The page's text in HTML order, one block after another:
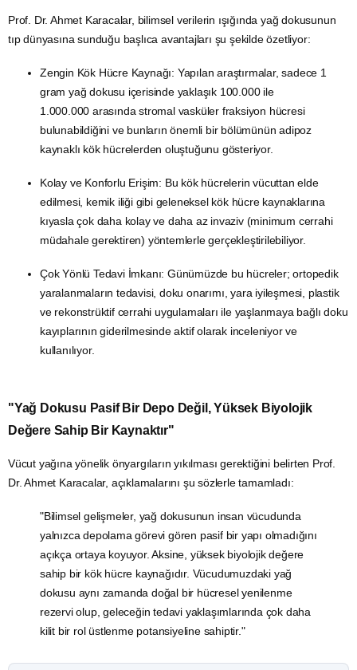
Prof. Dr. Ahmet Karacalar, bilimsel verilerin ışığında yağ dokusunun
tıp dünyasına sunduğu başlıca avantajları şu şekilde özetliyor:
Zengin Kök Hücre Kaynağı: Yapılan araştırmalar, sadece 1
gram yağ dokusu içerisinde yaklaşık 100.000 ile
1.000.000 arasında stromal vasküler fraksiyon hücresi
bulunabildiğini ve bunların önemli bir bölümünün adipoz
kaynaklı kök hücrelerden oluştuğunu gösteriyor.
Kolay ve Konforlu Erişim: Bu kök hücrelerin vücuttan elde
edilmesi, kemik iliği gibi geleneksel kök hücre kaynaklarına
kıyasla çok daha kolay ve daha az invaziv (minimum cerrahi
müdahale gerektiren) yöntemlerle gerçekleştirilebiliyor.
Çok Yönlü Tedavi İmkanı: Günümüzde bu hücreler; ortopedik
yaralanmaların tedavisi, doku onarımı, yara iyileşmesi, plastik
ve rekonstrüktif cerrahi uygulamaları ile yaşlanmaya bağlı doku
kayıplarının giderilmesinde aktif olarak inceleniyor ve
kullanılıyor.
"Yağ Dokusu Pasif Bir Depo Değil, Yüksek Biyolojik
Değere Sahip Bir Kaynaktır"
Vücut yağına yönelik önyargıların yıkılması gerektiğini belirten Prof.
Dr. Ahmet Karacalar, açıklamalarını şu sözlerle tamamladı:
"Bilimsel gelişmeler, yağ dokusunun insan vücudunda
yalnızca depolama görevi gören pasif bir yapı olmadığını
açıkça ortaya koyuyor. Aksine, yüksek biyolojik değere
sahip bir kök hücre kaynağıdır. Vücudumuzdaki yağ
dokusu aynı zamanda doğal bir hücresel yenilenme
rezervi olup, geleceğin tedavi yaklaşımlarında çok daha
kilit bir rol üstlenme potansiyeline sahiptir."